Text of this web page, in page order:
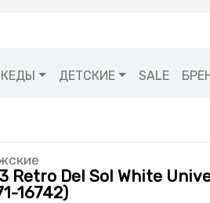
КЕДЫ ДЕТСКИЕ SALE
Retro Del Sol White
16742)